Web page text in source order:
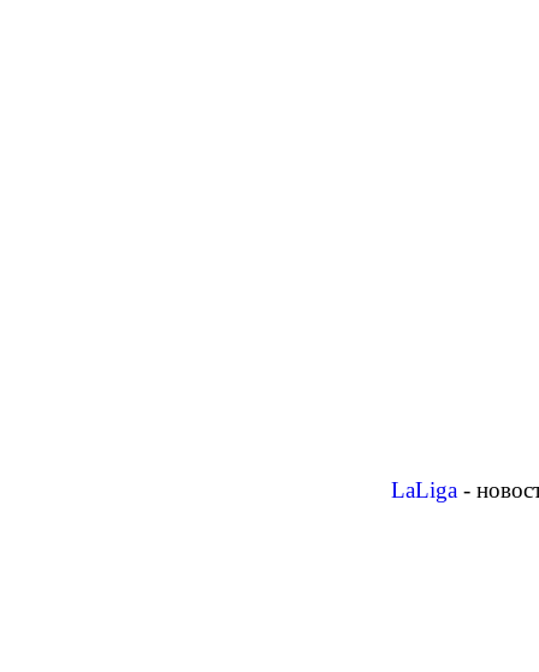
LaLiga -